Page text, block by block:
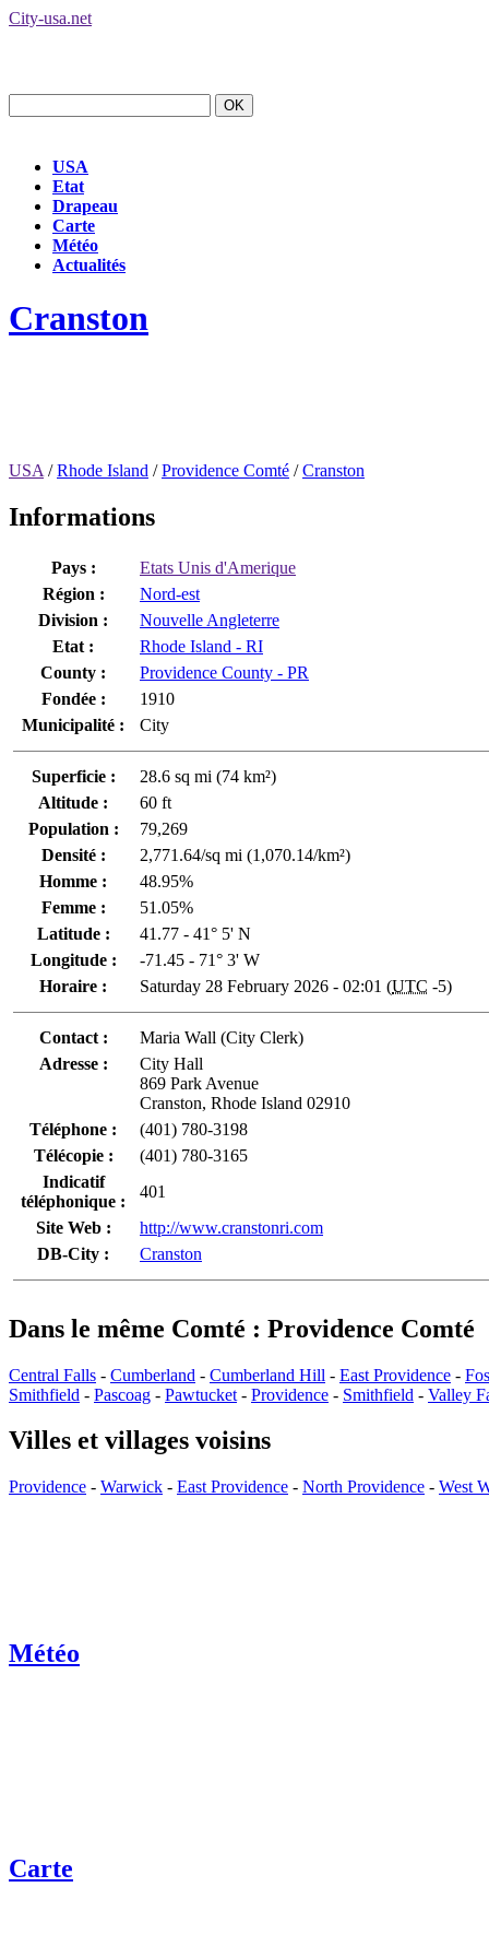
City-usa.net
USA
Etat
Drapeau
Carte
Météo
Actualités
Cranston
USA /Rhode Island /Providence Comté /Cranston
Informations
Pays :
Etats Unis d'Amerique
Région :
Nord-est
Division :
Nouvelle Angleterre
Etat :
Rhode Island - RI
County :
Providence County - PR
Fondée :
1910
Municipalité :
City
Superficie :
28.6 sq mi (74 km²)
Altitude :
60 ft
Population :
79,269
Densité :
2,771.64/sq mi (1,070.14/km²)
Homme :
48.95%
Femme :
51.05%
Latitude :
41.77 - 41° 5' N
Longitude :
-71.45 - 71° 3' W
Horaire :
Saturday 28 February 2026 - 02:01 (UTC -5)
Contact :
Maria Wall (City Clerk)
Adresse :
City Hall
869 Park Avenue
Cranston, Rhode Island 02910
Téléphone :
(401) 780-3198
Télécopie :
(401) 780-3165
Indicatif
téléphonique :
401
Site Web :
http://www.cranstonri.com
DB-City :
Cranston
Dans le même Comté : Providence Comté
Central Falls - Cumberland - Cumberland Hill - East Providence -
Smithfield - Pascoag - Pawtucket - Providence - Smithfield - Valley
Villes et villages voisins
Providence - Warwick - East Providence - North Providence - West
Météo
Carte